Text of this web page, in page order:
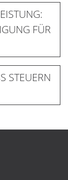
FÜR
STEUERN